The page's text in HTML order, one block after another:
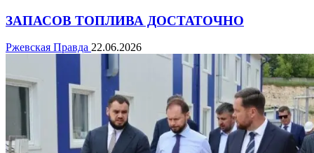
ЗАПАСОВ ТОПЛИВА ДОСТАТОЧНО
Ржевская Правда 22.06.2026